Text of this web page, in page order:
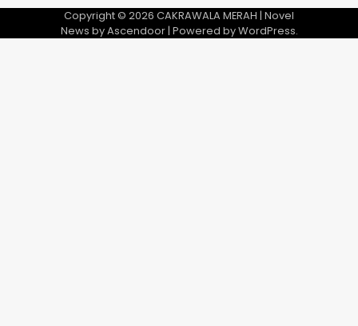
Copyright © 2026 CAKRAWALA MERAH | Novel
News byAscendoor| Powered byWordPress.